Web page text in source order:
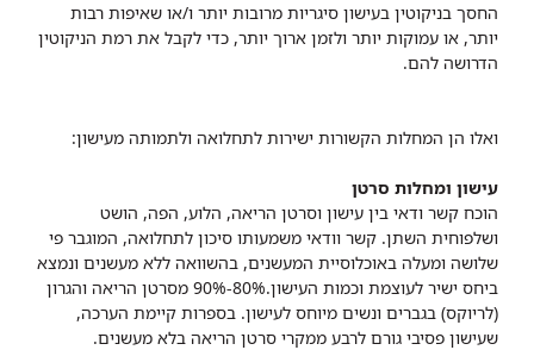
החסך בניקוטין בעישון סיגריות מרובות יותר ו/או שאיפות רבות
יותר, או עמוקות יותר ולזמן ארוך יותר, כדי לקבל את רמת הניקוטין
הדרושה להם.
ואלו הן המחלות הקשורות ישירות לתחלואה ולתמותה מעישון:
עישון ומחלות סרטן
הוכח קשר ודאי בין עישון וסרטן הריאה, הלוע, הפה, הושט
ושלפוחית השתן. קשר וודאי משמעותו סיכון לתחלואה, המוגבר פי
שלושה ומעלה באוכלוסיית המעשנים, בהשוואה ללא מעשנים ונמצא
ביחס ישיר לעוצמת וכמות העישון.80%-90% מסרטן הריאה והגרון
(לריוקס) בגברים ונשים מיוחס לעישון. בספרות קיימת הערכה,
שעישון פסיבי גורם לרבע ממקרי סרטן הריאה בלא מעשנים.